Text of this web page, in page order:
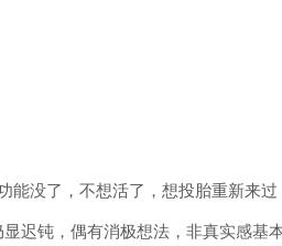
没了，不想活了，想投胎重新来
迟钝，偶有消极想法，非真实感基